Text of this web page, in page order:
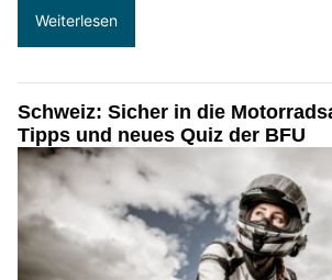
Weiterlesen
Schweiz: Sicher in die
Tipps und neues Quiz der BFU